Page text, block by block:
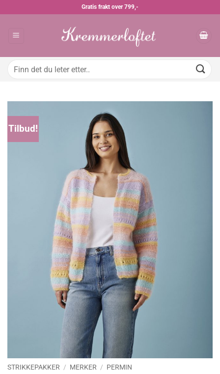
Gratis frakt over 799,-
Søk
Tilbud!
STRIKKEPAKKER / MERKER / PERMIN